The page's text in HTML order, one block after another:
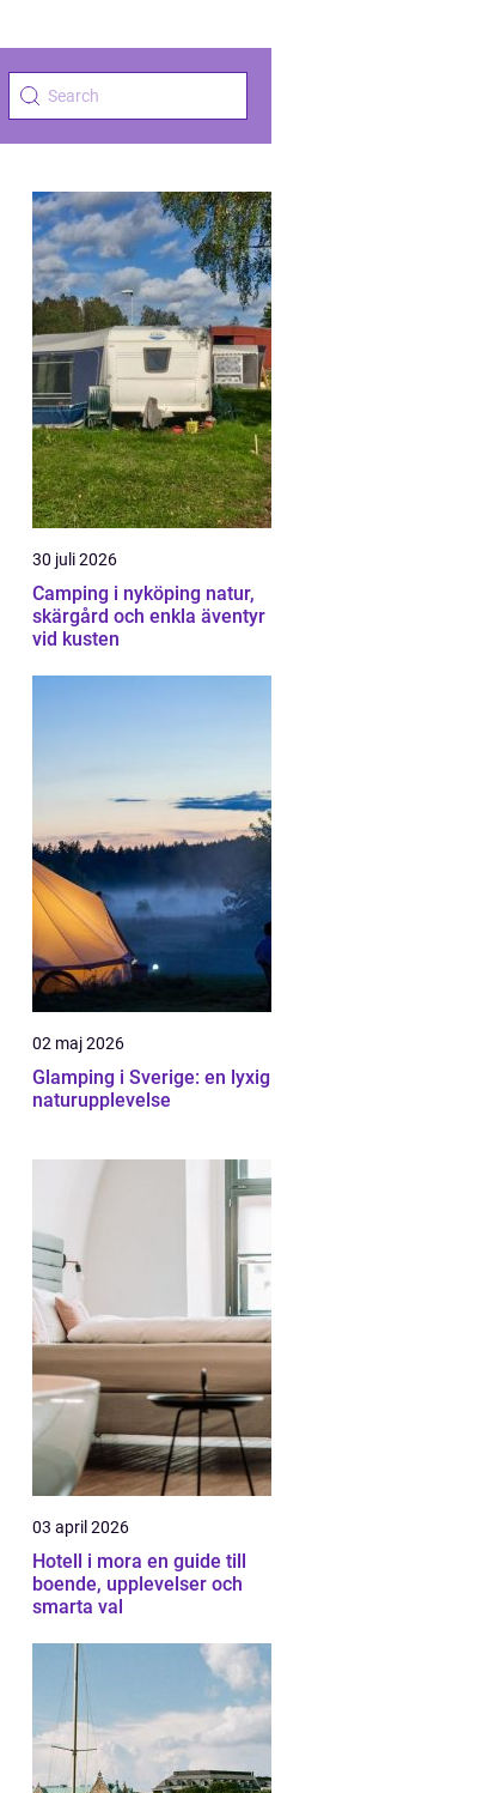
30 juli 2026
Camping i nyköping natur,
skärgård och enkla äventyr
vid kusten
02 maj 2026
Glamping i Sverige: en lyxig
naturupplevelse
03 april 2026
Hotell i mora en guide till
boende, upplevelser och
smarta val